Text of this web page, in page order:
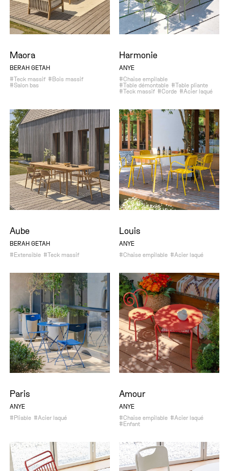
Maora
BERAH GETAH
#Teck massif #Bois massif
#Salon bas
Harmonie
ANYE
#Chaise empilable
#Table démontable #Table pliante
#Teck massif #Corde #Acier laqué
Aube
BERAH GETAH
#Extensible #Teck massif
Louis
ANYE
#Chaise empilable #Acier laqué
Paris
ANYE
#Pliable #Acier laqué
Amour
ANYE
#Chaise empilable #Acier laqué
#Enfant